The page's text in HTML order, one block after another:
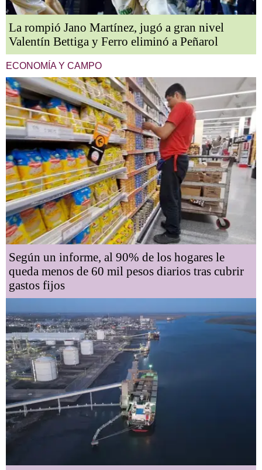
La rompió Jano Martínez, jugó a gran nivel
Valentín Bettiga y Ferro eliminó a Peñarol
ECONOMÍA Y CAMPO
Según un informe, al 90% de los hogares le
queda menos de 60 mil pesos diarios tras cubrir
gastos fijos